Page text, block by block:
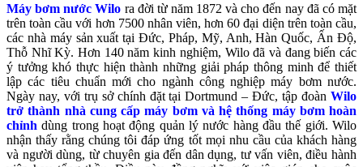
Máy bơm nước Wilo ra đời từ năm 1872 và cho đến nay đã có mặt
trên toàn cầu với hơn 7500 nhân viên, hơn 60 đại diện trên toàn cầu,
các nhà máy sản xuất tại Đức, Pháp, Mỹ, Anh, Hàn Quốc, Ấn Độ,
Thỗ Nhĩ Kỳ. Hơn 140 năm kinh nghiệm, Wilo đã và đang biến các
ý tưởng khó thực hiện thành những giải pháp thông minh để thiết
lập các tiêu chuẩn mới cho ngành công nghiệp máy bơm nước.
Ngày nay, với trụ sở chính đặt tại Dortmund – Đức, tập đoàn Wilo
trở thành nhà cung cấp máy bơm và hệ thống máy bơm hoàn
chỉnh dùng trong hoạt động quản lý nước hàng đầu thế giới. Wilo
nhận thấy rằng chúng tôi đáp ứng tốt mọi nhu cầu của khách hàng
và người dùng, từ chuyên gia đến dân dụng, tư vấn viên, điều hành